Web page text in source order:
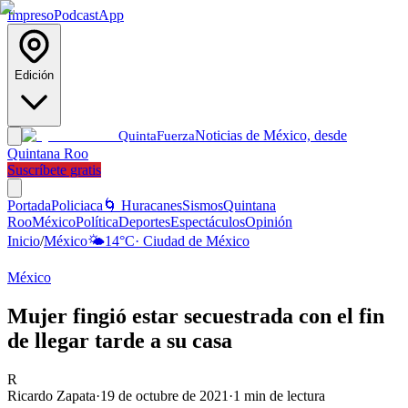
ImpresoPodcastApp
Edición
QuintaFuerzaNoticias de México, desde
Quintana Roo
Suscríbete gratis
PortadaPoliciaca 🌀 HuracanesSismosQuintana
RooMéxicoPolíticaDeportesEspectáculosOpinión
Inicio/México🌤️14°C· Ciudad de México
México
Mujer fingió estar secuestrada con el fin
de llegar tarde a su casa
R
Ricardo Zapata·19 de octubre de 2021 ·1 min de lectura